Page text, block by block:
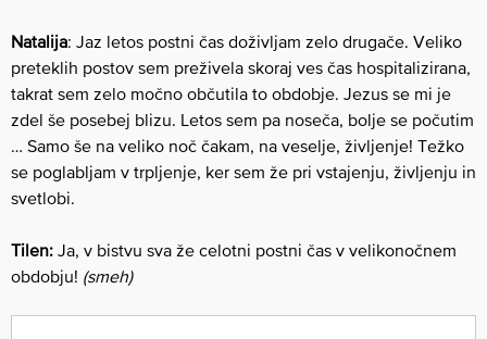
Natalija: Jaz letos postni čas doživljam zelo drugače. Veliko
preteklih postov sem preživela skoraj ves čas hospitalizirana,
takrat sem zelo močno občutila to obdobje. Jezus se mi je
zdel še posebej blizu. Letos sem pa noseča, bolje se počutim
… Samo še na veliko noč čakam, na veselje, življenje! Težko
se poglabljam v trpljenje, ker sem že pri vstajenju, življenju in
svetlobi.
Tilen: Ja, v bistvu sva že celotni postni čas v velikonočnem
obdobju! (smeh)